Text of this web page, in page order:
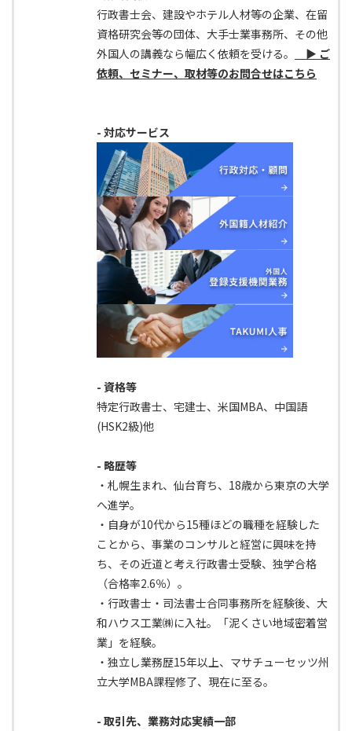
行政書士会、建設やホテル人材等の企業、在留
資格研究会等の団体、大手士業事務所、その他
外国人の講義なら幅広く依頼を受ける。
▶ ご
依頼、セミナー、取材等のお問合せはこちら
- 対応サービス
- 資格等
特定行政書士、宅建士、米国MBA、中国語
(HSK2級)他
- 略歴等
・札幌生まれ、仙台育ち、18歳から東京の大学
へ進学。
・自身が10代から15種ほどの職種を経験した
ことから、事業のコンサルと経営に興味を持
ち、その近道と考え行政書士受験、独学合格
（合格率2.6％）。
・行政書士・司法書士合同事務所を経験後、大
和ハウス工業㈱に入社。「泥くさい地域密着営
業」を経験。
・独立し業務歴15年以上、マサチューセッツ州
立大学MBA課程修了、現在に至る。
- 取引先、業務対応実績一部